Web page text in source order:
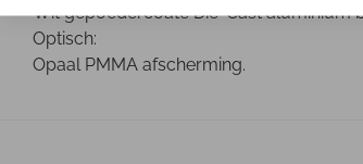
Wit gepoedercoate Die-Cast aluminium
Optisch:
Opaal PMMA afscherming.